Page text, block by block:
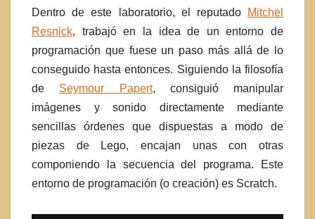
Dentro de este laboratorio, el reputado
Mitchel
Resnick, trabajó en la idea de un entorno de
programación que fuese un paso más allá de lo
conseguido hasta entonces. Siguiendo la filosofía
de Seymour Papert, consiguió manipular
imágenes y sonido directamente mediante
sencillas órdenes que dispuestas a modo de
piezas de Lego, encajan unas con otras
componiendo la secuencia del programa. Este
entorno de programación (o creación) es Scratch.